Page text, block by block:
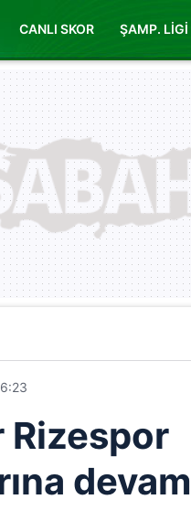
CANLI SKOR ŞAMP. LİGİ
Rizespor
devam